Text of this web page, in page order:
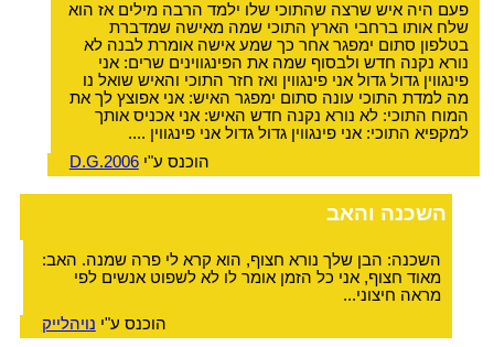
פעם היה איש שרצה שהתוכי שלו ילמד הרבה מילים אז הוא
שלח אותו ברחבי הארץ התוכי שמה מאישה שמדברת
בטלפון סתום ימפגר אחר כך שמע אישה אומרת לבנה לא
נורא נקנה חדש ולבסוף שמה את הפינגווינים שרים: אני
פינגווין גדול גדול אני פינגווין ואז חזר התוכי והאיש שואל נו
מה למדת התוכי עונה סתום ימפגר האיש: אני אפוצץ לך את
המוח התוכי: לא נורא נקנה חדש האיש: אני אכניס אותך
למקפיא התוכי: אני פינגווין גדול גדול אני פינגווין ....
הוכנס ע"יD.G.2006
השכנה והאב
השכנה: הבן שלך נורא חצוף, הוא קרא לי פרה שמנה. האב:
מאוד חצוף, אני כל הזמן אומר לו לא לשפוט אנשים לפי
מראה חיצוני...
הוכנס ע"י נויהלייק